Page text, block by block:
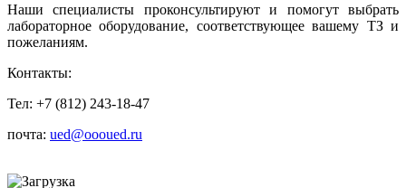
Наши специалисты проконсультируют и помогут выбрать
лабораторное оборудование, соответствующее вашему ТЗ и
пожеланиям.
Контакты:
Тел: +7 (812) 243-18-47
почта: ued@oooued.ru